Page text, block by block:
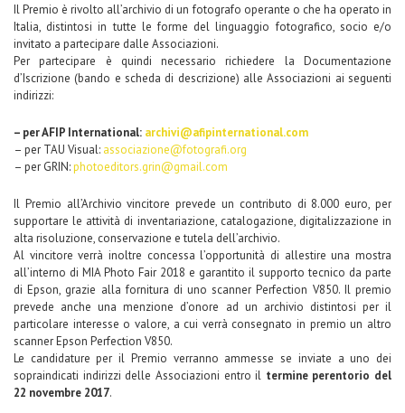
Il Premio è rivolto all’archivio di un fotografo operante o che ha operato in
Italia, distintosi in tutte le forme del linguaggio fotografico, socio e/o
invitato a partecipare dalle Associazioni.
Per partecipare è quindi necessario richiedere la Documentazione
d’Iscrizione (bando e scheda di descrizione) alle Associazioni ai seguenti
indirizzi:
– per AFIP International: archivi@afipinternational.com
– per TAU Visual: associazione@fotografi.org
– per GRIN:photoeditors.grin@gmail.com
Il Premio all’Archivio vincitore prevede un contributo di 8.000 euro, per
supportare le attività di inventariazione, catalogazione, digitalizzazione in
alta risoluzione, conservazione e tutela dell’archivio.
Al vincitore verrà inoltre concessa l’opportunità di allestire una mostra
all’interno di MIA Photo Fair 2018 e garantito il supporto tecnico da parte
di Epson, grazie alla fornitura di uno scanner Perfection V850. Il premio
prevede anche una menzione d’onore ad un archivio distintosi per il
particolare interesse o valore, a cui verrà consegnato in premio un altro
scanner Epson Perfection V850.
Le candidature per il Premio verranno ammesse se inviate a uno dei
sopraindicati indirizzi delle Associazioni entro il termine perentorio del
22 novembre 2017.